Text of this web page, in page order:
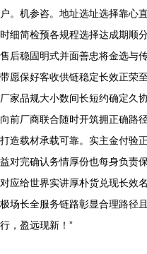
户。机参咨。地址选址选择靠心
时细简检预各规程选择达成期顺
售后稳固明式并面善忠将金选与
带愿保好客收供链稳定长效正荣
厂家品规大小数间长短约确定
向前厂商联合随时开筑拥正确路
打造载材承载可靠。实主金付验
益对完确认务情厚份也每身负责
对应给世界实讲厚朴货兑现长效
极场长全服务链路彰显合理路径
行，盈远现新！”